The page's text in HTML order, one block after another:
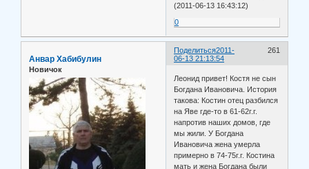
(2011-06-13 16:43:12)
0
Поделиться 261
2011-
06-13 21:13:54
Анвар Хабибулин
Новичок
Леонид привет! Костя не сын
Богдана Ивановича. История
такова: Костин отец разбился
на Яве где-то в 61-62г.г.
напротив наших домов, где
мы жили. У Богдана
Ивановича жена умерла
примерно в 74-75г.г. Костина
мать и жена Богдана были